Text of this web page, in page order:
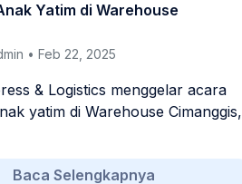
Yatim di Warehouse
• Feb 22, 2025
& Logistics menggelar acara
yatim di Warehouse Cimanggis,
Baca Selengkapnya